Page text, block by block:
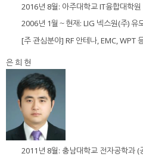
2016년 8월: 아주대학교 IT융합대학
2006년 1월～현재: LIG 넥스원(주) 유
[주 관심분야] RF 안테나, EMC, WPT
은 희 현
2011년 8월: 충남대학교 전자공학과 (